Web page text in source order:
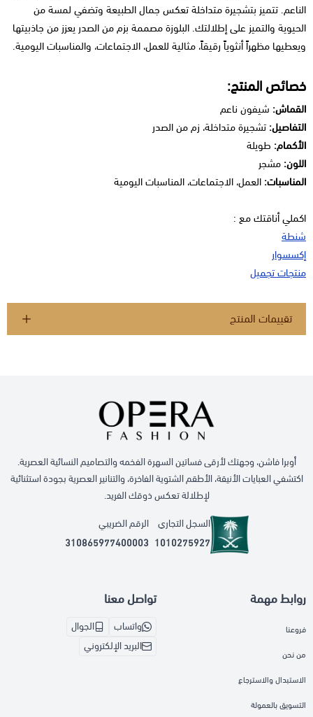
الناعم. تتميز بتشجيرة متداخلة تعكس جمال الطبيعة وتضفي لمسة من
الحيوية والتميز على إطلالتك. البلوزة مصممة بزم من الصدر يعزز من جاذبيتها
ويعطيها مظهراً أنثوياً رقيقاً، مثالية للعمل، الاجتماعات، والمناسبات اليومية.
خصائص المنتج:
القماش: شيفون ناعم
التفاصيل: تشجيرة متداخلة، زم من الصدر
الأكمام: طويلة
اللون: مشجر
المناسبات: العمل، الاجتماعات، المناسبات اليومية
اكملي أناقتك مع :
شنطة
إكسسوار
منتجات تجميل
تقييمات المنتج
أوبرا فاشن، وجهتك لأرقى فساتين السهرة الفخمه والتصاميم النسائية العصرية.
اكتشفي العبايات الأنيقة، الأطقم الشتوية الفاخرة، والتنانير العصرية بجودة استثنائية
لإطلالة تعكس ذوقك الفريد.
السجل التجاري
1010275927
الرقم الضريبي
310865977400003
روابط مهمة
فروعنا
من نحن
الاستبدال والاسترجاع
التسويق بالعمولة
تواصل معنا
واتساب
الجوال
البريد الإلكتروني